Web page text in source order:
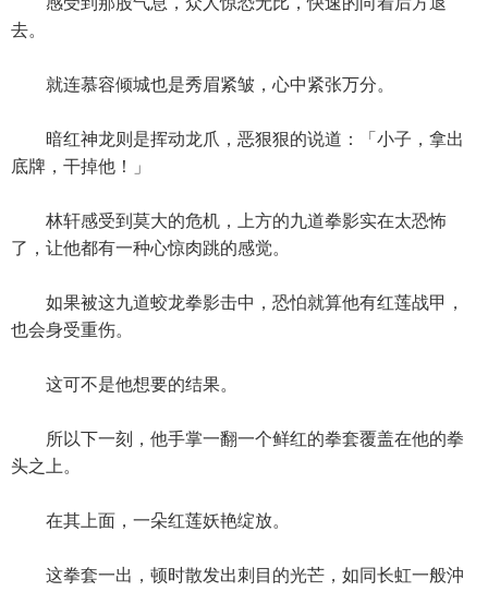
去。
就连慕容倾城也是秀眉紧皱，心中紧张万分。
暗红神龙则是挥动龙爪，恶狠狠的说道：「小子，拿出
底牌，干掉他！」
林轩感受到莫大的危机，上方的九道拳影实在太恐怖
了，让他都有一种心惊肉跳的感觉。
如果被这九道蛟龙拳影击中，恐怕就算他有红莲战甲，
也会身受重伤。
这可不是他想要的结果。
所以下一刻，他手掌一翻一个鲜红的拳套覆盖在他的拳
头之上。
在其上面，一朵红莲妖艳绽放。
这拳套一出，顿时散发出刺目的光芒，如同长虹一般沖